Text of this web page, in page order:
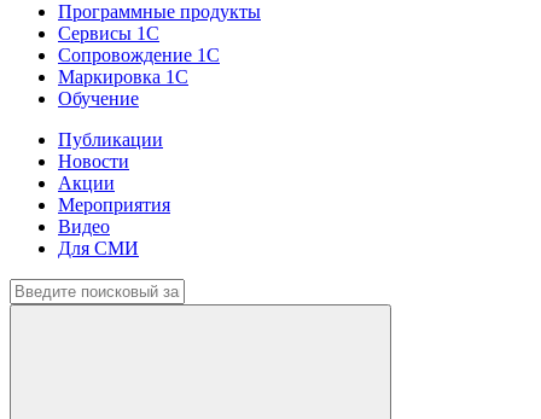
Программные продукты
Сервисы 1С
Сопровождение 1С
Маркировка 1С
Обучение
Публикации
Новости
Акции
Мероприятия
Видео
Для СМИ